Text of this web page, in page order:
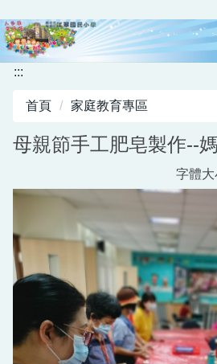
到
主
要
:::
首頁 家庭教育專區
母親節手工肥皂製作--
字體